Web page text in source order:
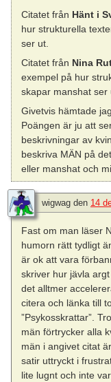
Citatet från Hänt i
hur strukturella
ser ut.
Citatet från Nina
exempel på hur
skapar manshat ser
Givetvis hämtade
Poängen är ju att
beskrivningar av
beskriva MÄN på
eller manshat och
wigwag den 14
Fast om man läser
humorn rätt tydligt
är ok att vara
skriver hur jävla
det alltmer
citera och länka till
”Psykosskrattar”.
män förtrycker alla
män i angivet citat
satir uttryckt i
lite lugnt och inte